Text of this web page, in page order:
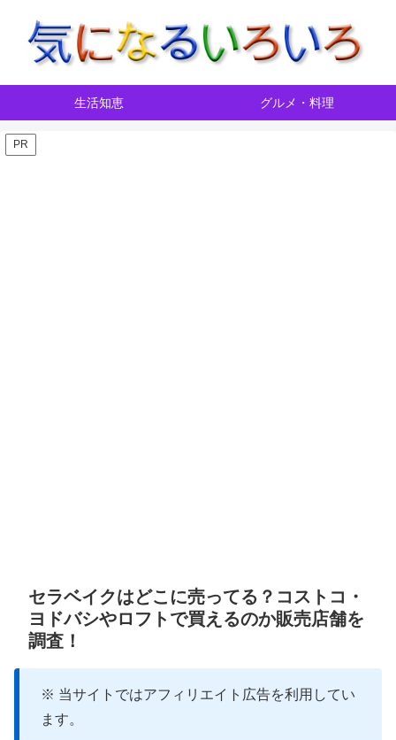
生活知恵 グルメ・料理
PR
セラベイクはどこに売ってる？コストコ・
ヨドバシやロフトで買えるのか販売店舗を
調査！
※ 当サイトではアフィリエイト広告を利用してい
ます。